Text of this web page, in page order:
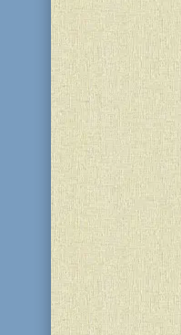
Седьмой из
Б-гом на
градины
урожаи
Однако Тора
необычную
озадачивает.
градина